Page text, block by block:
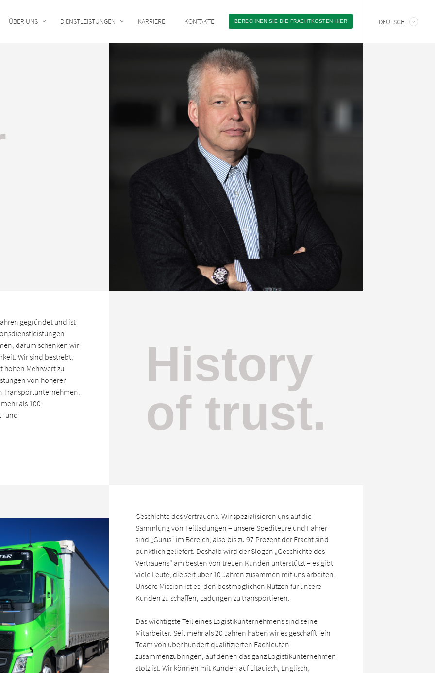
DEUTSCH
ÜBER UNS DIENSTLEISTUNGEN
Transport gefährlicher Güter (ADR)
Komplettladungstransport (FTL)
Frachtversicherung
Transport mit Schwerlastfahrzeugen
KARRIERE KONTAKTE BERECHNEN SIE DIE FRACHTKOSTEN HIER
gegründet und ist
darum schenken wir
Wir sind bestrebt,
hohen Mehrwert zu
von höherer
Transportunternehmen.
als 100
und
History
of trust.
Geschichte des Vertrauens. Wir spezialisieren uns auf die
Sammlung von Teilladungen – unsere Spediteure und Fahrer
sind „Gurus“ im Bereich, also bis zu 97 Prozent der Fracht sind
pünktlich geliefert. Deshalb wird der Slogan „Geschichte des
Vertrauens“ am besten von treuen Kunden unterstützt – es gibt
viele Leute, die seit über 10 Jahren zusammen mit uns arbeiten.
Unsere Mission ist es, den bestmöglichen Nutzen für unsere
Kunden zu schaffen, Ladungen zu transportieren.
Das wichtigste Teil eines Logistikunternehmens sind seine
Mitarbeiter. Seit mehr als 20 Jahren haben wir es geschafft, ein
Team von über hundert qualifizierten Fachleuten
zusammenzubringen, auf denen das ganz Logistikunternehmen
stolz ist. Wir können mit Kunden auf Litauisch, Englisch,